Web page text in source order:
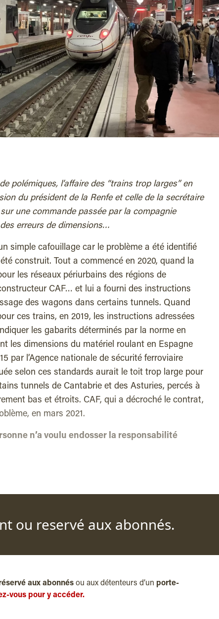
polémiques, l’affaire des “trains trop larges” en
du président de la Renfe et celle de la secrétaire
une commande passée par la compagnie
erreurs de dimensions…
simple cafouillage car le problème a été identifié
construit. Tout a commencé en 2020, quand la
les réseaux périurbains des régions de
CAF… et lui a fourni des instructions
des wagons dans certains tunnels. Quand
ces trains, en 2019, les instructions adressées
les gabarits déterminés par la norme en
les dimensions du matériel roulant en Espagne
par l’Agence nationale de sécurité ferroviaire
selon ces standards aurait le toit trop large pour
tunnels de Cantabrie et des Asturies, percés à
bas et étroits. CAF, qui a décroché le contrat,
en mars 2021.
n’a voulu endosser la responsabilité
ou reservé aux abonnés.
aux abonnés ou aux détenteurs d’un porte-
vous pour y accéder.